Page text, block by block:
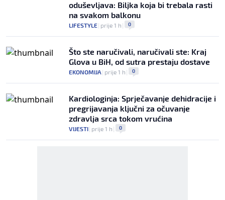
oduševljava: Biljka koja bi trebala rasti
na svakom balkonu
LIFESTYLE| prije 1 h | 0
Što ste naručivali, naručivali ste: Kraj
Glova u BiH, od sutra prestaju dostave
EKONOMIJA| prije 1 h | 0
Kardiologinja: Sprječavanje dehidracije i
pregrijavanja ključni za očuvanje
zdravlja srca tokom vrućina
VIJESTI| prije 1 h | 0